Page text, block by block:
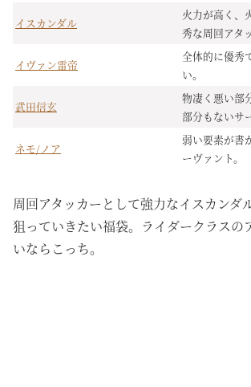
イスカンダル
火力が高く、
秀な周回アタ
イヴァン雷帝
全体的に優秀
い。
武田信玄
物凄く悪い部
部分もないサ
ネモ/ノア
弱い要素が書
ーヴァント。
周回アタッカーとして強力なイスカンダ
狙っていきたい福袋。ライダークラスの
いならこっち。